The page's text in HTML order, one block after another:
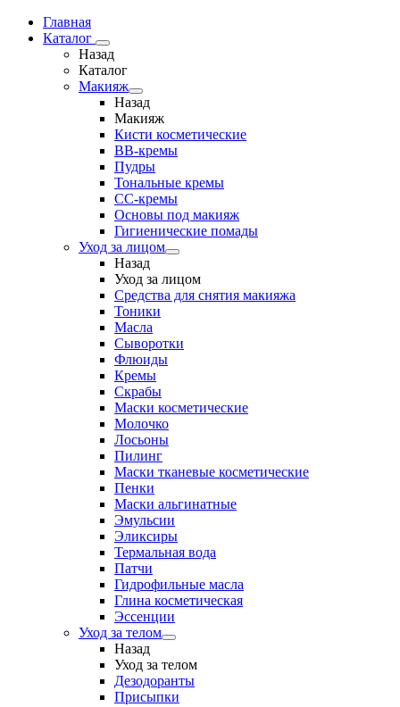
Главная
Каталог
Назад
Каталог
Макияж
Назад
Макияж
Кисти косметические
BB-кремы
Пудры
Тональные кремы
CC-кремы
Основы под макияж
Гигиенические помады
Уход за лицом
Назад
Уход за лицом
Средства для снятия макияжа
Тоники
Масла
Сыворотки
Флюиды
Кремы
Скрабы
Маски косметические
Молочко
Лосьоны
Пилинг
Маски тканевые косметические
Пенки
Маски альгинатные
Эмульсии
Эликсиры
Термальная вода
Патчи
Гидрофильные масла
Глина косметическая
Эссенции
Уход за телом
Назад
Уход за телом
Дезодоранты
Присыпки